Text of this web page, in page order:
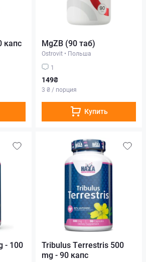
капс MgZB (90 таб)
Ostrovit • Польша
1
149₴
3 ₴ / порция
Купить
- 100
Tribulus Terrestris 500
mg - 90 капс